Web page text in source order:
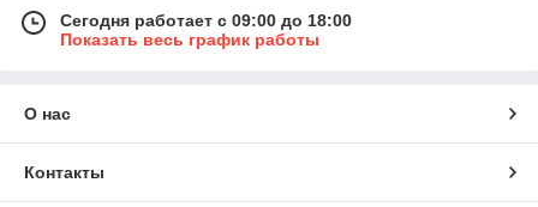
Сегодня работает с 09:00 до 18:00
Показать весь график работы
О нас
Контакты